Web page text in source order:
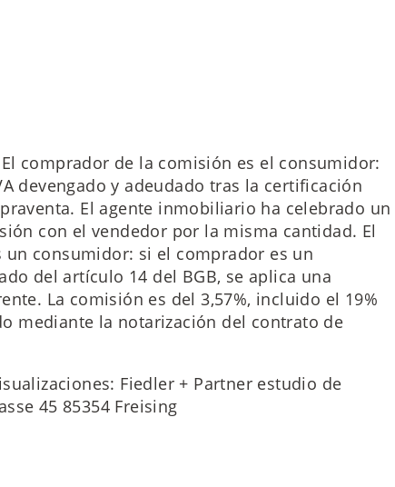
comprador de la comisión es el consumidor:
devengado y adeudado tras la certificación
El agente inmobiliario ha celebrado un
con el vendedor por la misma cantidad. El
consumidor: si el comprador es un
del artículo 14 del BGB, se aplica una
La comisión es del 3,57%, incluido el 19%
mediante la notarización del contrato de
Fiedler + Partner estudio de
45 85354 Freising